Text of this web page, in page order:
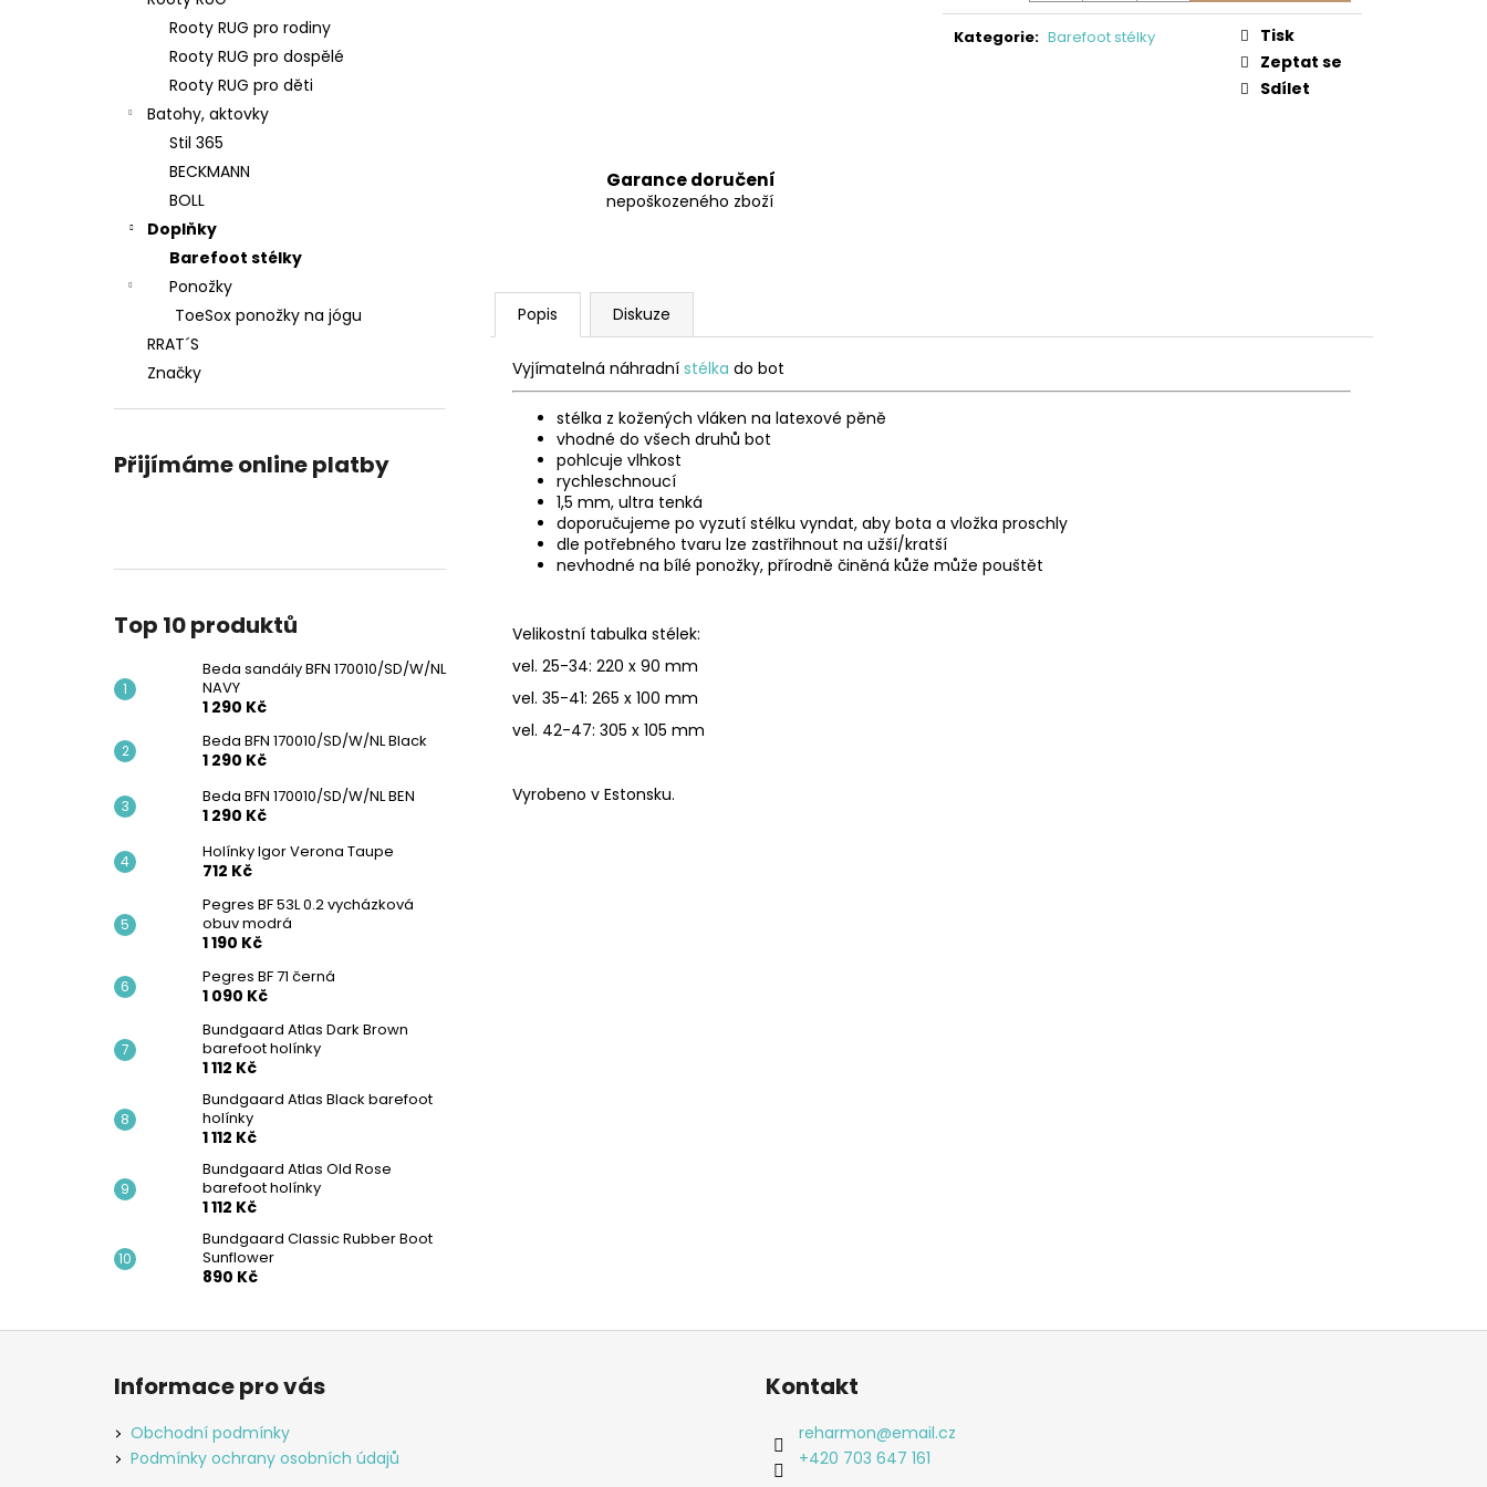
Rooty RUG pro rodiny
Rooty RUG pro dospělé
Rooty RUG pro děti
Batohy, aktovky
Stil 365
BECKMANN
BOLL
Doplňky
Barefoot stélky
Ponožky
ToeSox ponožky na jógu
RRAT´S
Značky
Přijímáme online platby
Top 10 produktů
Beda sandály BFN 170010/SD/W/NL
NAVY
1 290 Kč
Beda BFN 170010/SD/W/NL Black
1 290 Kč
Beda BFN 170010/SD/W/NL BEN
1 290 Kč
Holínky Igor Verona Taupe
712 Kč
Pegres BF 53L 0.2 vycházková
obuv modrá
1 190 Kč
Pegres BF 71 černá
1 090 Kč
Bundgaard Atlas Dark Brown
barefoot holínky
1 112 Kč
Bundgaard Atlas Black barefoot
holínky
1 112 Kč
Bundgaard Atlas Old Rose
barefoot holínky
1 112 Kč
Bundgaard Classic Rubber Boot
Sunflower
890 Kč
Kategorie: Barefoot stélky
Tisk
Zeptat se
Sdílet
Garance doručení
nepoškozeného zboží
Popis Diskuze
Vyjímatelná náhradní stélka do bot
stélka z kožených vláken na latexové pěně
vhodné do všech druhů bot
pohlcuje vlhkost
rychleschnoucí
1,5 mm, ultra tenká
doporučujeme po vyzutí stélku vyndat, aby bota a vložka proschly
dle potřebného tvaru lze zastřihnout na užší/kratší
nevhodné na bílé ponožky, přírodně činěná kůže může pouštět
Velikostní tabulka stélek:
vel. 25-34: 220 x 90 mm
vel. 35-41: 265 x 100 mm
vel. 42-47: 305 x 105 mm
Vyrobeno v Estonsku.
BEDA SANDÁLY BFN 170010/SD/W/NL
1 290 Kč
1 590 Kč
BEDA BFN 170010/SD/W/NL BEN
1 590 Kč
Z
Informace pro vás
Obchodní podmínky
Podmínky ochrany osobních údajů
Kontakt
reharmon@email.cz
+420 703 647 161